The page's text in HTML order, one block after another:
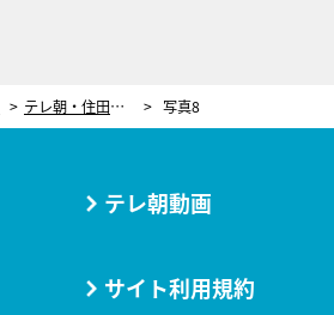
テレ朝・住田紗里アナ、思い出の“早口言葉” 「お風呂で呪文のように言っていたのが…」 写真8
テレ朝動画
サイト利用規約